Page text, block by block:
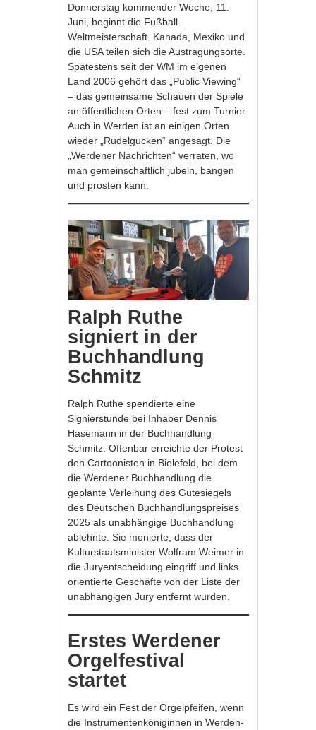
Donnerstag kommender Woche, 11.
Juni, beginnt die Fußball-
Weltmeisterschaft. Kanada, Mexiko und
die USA teilen sich die Austragungsorte.
Spätestens seit der WM im eigenen
Land 2006 gehört das „Public Viewing“
– das gemeinsame Schauen der Spiele
an öffentlichen Orten – fest zum Turnier.
Auch in Werden ist an einigen Orten
wieder „Rudelgucken“ angesagt. Die
„Werdener Nachrichten“ verraten, wo
man gemeinschaftlich jubeln, bangen
und prosten kann.
Ralph Ruthe
signiert in der
Buchhandlung
Schmitz
Ralph Ruthe spendierte eine
Signierstunde bei Inhaber Dennis
Hasemann in der Buchhandlung
Schmitz. Offenbar erreichte der Protest
den Cartoonisten in Bielefeld, bei dem
die Werdener Buchhandlung die
geplante Verleihung des Gütesiegels
des Deutschen Buchhandlungspreises
2025 als unabhängige Buchhandlung
ablehnte. Sie monierte, dass der
Kulturstaatsminister Wolfram Weimer in
die Juryentscheidung eingriff und links
orientierte Geschäfte von der Liste der
unabhängigen Jury entfernt wurden.
Erstes Werdener
Orgelfestival
startet
Es wird ein Fest der Orgelpfeifen, wenn
die Instrumentenköniginnen in Werden-